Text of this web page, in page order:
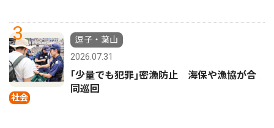
3
社会
逗子・葉山
2026.07.31
｢少量でも犯罪｣密漁防止 海保や漁協が合
同巡回